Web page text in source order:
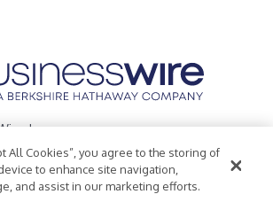
Inc.
Policy
Accessibility Statement
All Cookies”, you agree to the storing of
to enhance site navigation,
and assist in our marketing efforts.